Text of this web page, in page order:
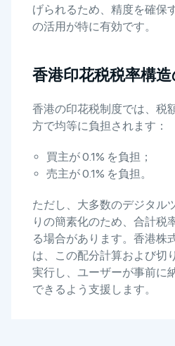
げられるため、精度を確保
の活用が特に有効です。
香港印花税税率構
香港の印花税制度では、税
方で均等に負担されます：
買主が 0.1% を負担；
売主が 0.1% を負担。
ただし、大多数のデジタル
りの簡素化のため、合計税
る場合があります。香港株
は、この配分計算および切
実行し、ユーザーが事前に
できるよう支援します。